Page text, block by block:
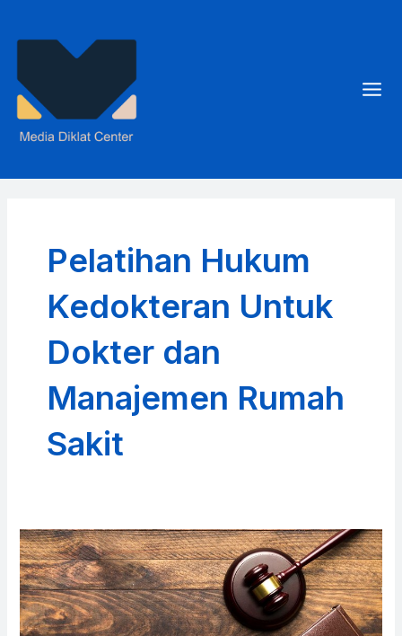
Pelatihan Hukum
Kedokteran Untuk
Dokter dan
Manajemen Rumah
Sakit